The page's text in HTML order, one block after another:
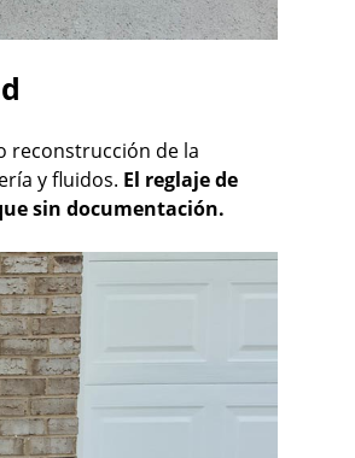
reconstrucción de la
y fluidos. El reglaje de
sin documentación.